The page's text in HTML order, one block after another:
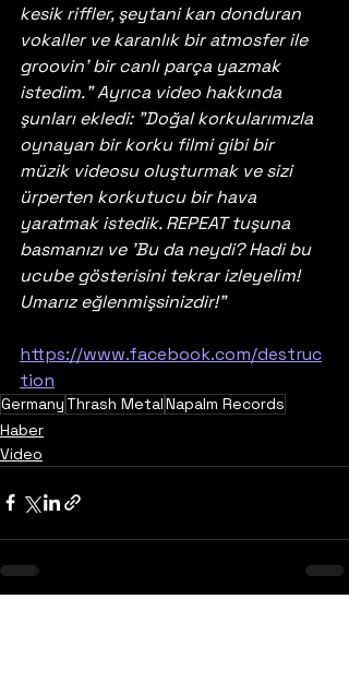
kesik riffler, şeytani kan donduran
vokaller ve karanlık bir atmosfer ile
groovin' bir canlı parça yazmak
istedim." Ayrıca video hakkında
şunları ekledi: "Doğal korkularımızla
oynayan bir korku filmi gibi bir
müzik videosu oluşturmak ve sizi
ürperten korkutucu bir hava
yaratmak istedik. REPEAT tuşuna
basmanızı ve 'Bu da neydi? Hadi bu
ucube gösterisini tekrar izleyelim!
Umarız eğlenmişsinizdir!"
https://www.facebook.com/destruc
tion
Germany Thrash MetalNapalm Records
Haber
Video